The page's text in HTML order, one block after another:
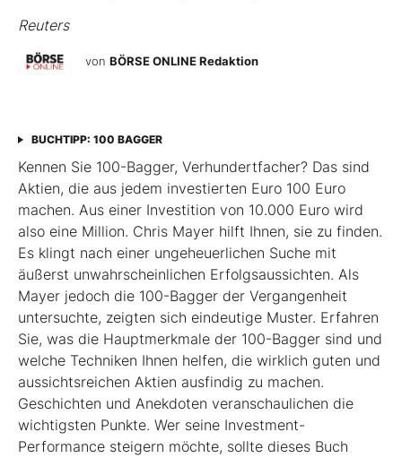
Reuters
von BÖRSE ONLINE Redaktion
BUCHTIPP: 100 BAGGER
Kennen Sie 100-Bagger, Verhundertfacher? Das sind
Aktien, die aus jedem investierten Euro 100 Euro
machen. Aus einer Investition von 10.000 Euro wird
also eine Million. Chris Mayer hilft Ihnen, sie zu finden.
Es klingt nach einer ungeheuerlichen Suche mit
äußerst unwahrscheinlichen Erfolgsaussichten. Als
Mayer jedoch die 100-Bagger der Vergangenheit
untersuchte, zeigten sich eindeutige Muster. Erfahren
Sie, was die Hauptmerkmale der 100-Bagger sind und
welche Techniken Ihnen helfen, die wirklich guten und
aussichtsreichen Aktien ausfindig zu machen.
Geschichten und Anekdoten veranschaulichen die
wichtigsten Punkte. Wer seine Investment-
Performance steigern möchte, sollte dieses Buch